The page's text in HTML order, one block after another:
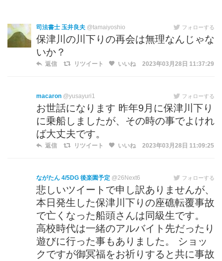
司法書士 玉井良夫 @tamaiyoshio フォローする
保津川の川下りの再会は無理なんじゃな
いか？
返信 リツイート いいね 2023年03月28日 11:37:29
macaron @yusayuri1 フォローする
お世話になります 昨年9月に保津川下り
に乗船しましたが、その時の事でよけれ
ば大丈夫です。
返信 リツイート いいね 2023年03月28日 11:09:25
ながたん 4/5DG 後楽園予定 @26Next6 フォローする
悲しいツイートで申し訳ありませんが、
本日発生した保津川下りの座礁転覆事故
で亡くなった船頭さんは同級生です。
高校時代は一緒のアルバイト先だったり
遊びに行った事もありました。 ショッ
クですが御冥福をお祈りすると共に事故